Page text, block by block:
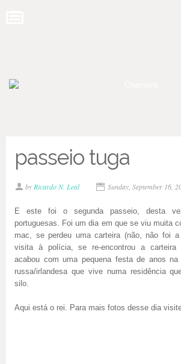
passeio tuga
by Ricardo N. Leal Sunday, September 16,
E este foi o segunda passeio, desta
portuguesas. Foi um dia em que se viu muita
mac, se perdeu uma carteira (não, não foi
visita à polícia, se re-encontrou a carteira
acabou com uma pequena festa de anos
russa/irlandesa que vive numa residência
silo.
Aqui está o rei. Para mais fotos desse dia